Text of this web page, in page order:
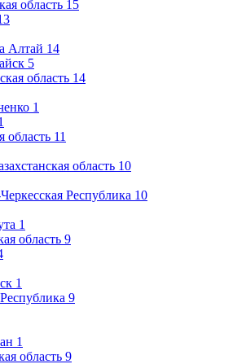
область 15
Алтай 14
5
область 14
1
область 11
область 10
Республика 10
1
область 9
1
9
1
область 9